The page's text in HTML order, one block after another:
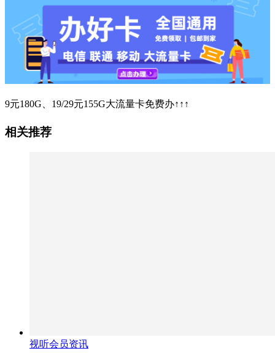
9元180G、19/29元155G大流量卡免费办↑↑↑
相关推荐
视听会员资讯